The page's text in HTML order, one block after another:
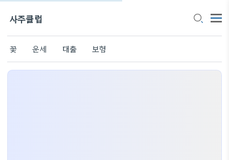
사주클럽
꽃 운세 대출 보험